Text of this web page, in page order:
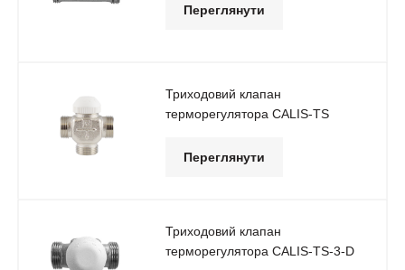
Переглянути
Триходовий клапан
терморегулятора CАLIS-ТS
Переглянути
Триходовий клапан
терморегулятора CАLIS-ТS-3-D